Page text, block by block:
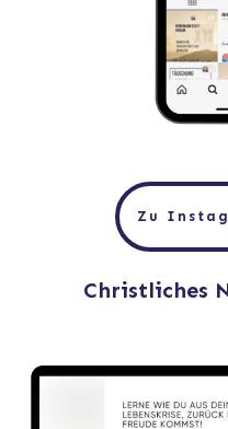
Zu
Christliches